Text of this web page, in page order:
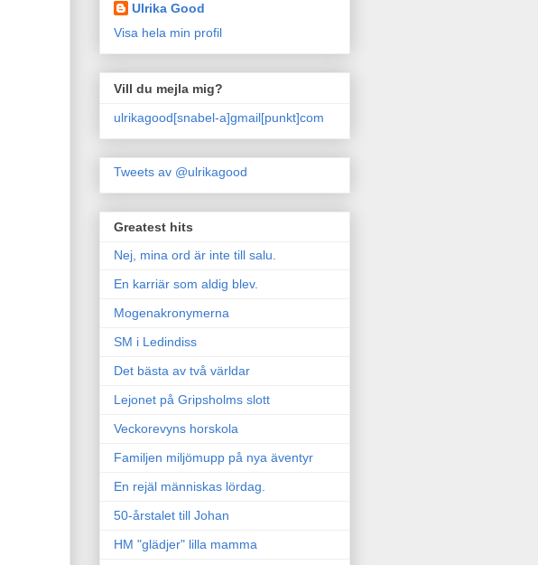
Ulrika Good
Visa hela min profil
Vill du mejla mig?
ulrikagood[snabel-a]gmail[punkt]com
Tweets av @ulrikagood
Greatest hits
Nej, mina ord är inte till salu.
En karriär som aldig blev.
Mogenakronymerna
SM i Ledindiss
Det bästa av två världar
Lejonet på Gripsholms slott
Veckorevyns horskola
Familjen miljömupp på nya äventyr
En rejäl människas lördag.
50-årstalet till Johan
HM "glädjer" lilla mamma